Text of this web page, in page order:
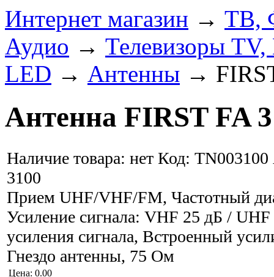
Интернет магазин → ТВ,
Аудио → Телевизоры
LED → Антенны →
Антенна FIRST FA
Наличие товара: нет Код: TN003100
3100
Прием UHF/VHF/FM, Частотный
Усиление сигнала: VHF 25 дБ /
усиления сигнала, Встроенный
Гнездо антенны, 75 Ом
Цена: 0.00